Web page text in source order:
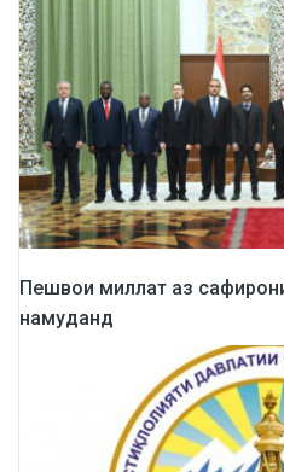
Пешвои миллат аз
намуданд